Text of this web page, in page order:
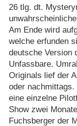
26 tlg. dt.
Am Ende wird
welche erfunden
deutsche Version
Unfassbare.
Originals lief der
oder
eine einzelne
Show zwei
Fuchsberger der